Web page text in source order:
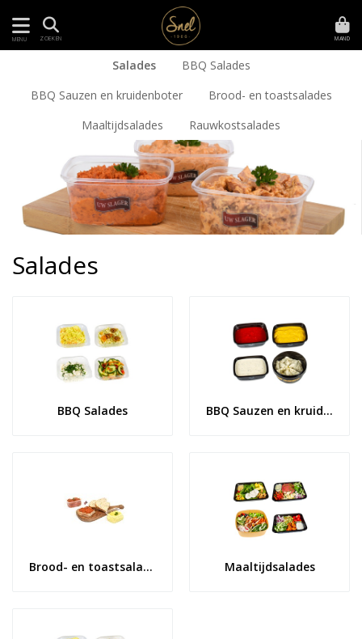
MENU ZOEKEN MAND
Salades
BBQ Salades
BBQ Sauzen en kruidenboter
Brood- en toastsalades
Maaltijdsalades
Rauwkostsalades
Salades
BBQ Salades BBQ Sauzen en kruidenboter
Brood- en toastsalades Maaltijdsalades